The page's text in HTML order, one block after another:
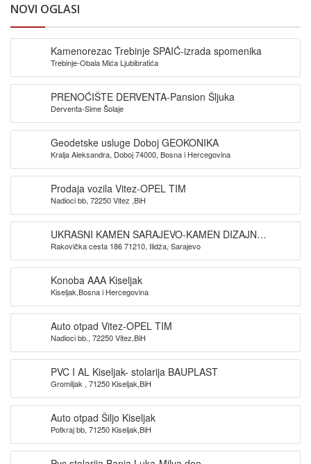
NOVI OGLASI
Kamenorezac Trebinje SPAIĆ-izrada spomenika
Trebinje-Obala Mića Ljubibratića
PRENOĆIŠTE DERVENTA-Pansion Šljuka
Derventa-Sime Šolaje
Geodetske usluge Doboj GEOKONIKA
Kralja Aleksandra, Doboj 74000, Bosna i Hercegovina
Prodaja vozila Vitez-OPEL TIM
Nadioci bb, 72250 Vitez ,BiH
UKRASNI KAMEN SARAJEVO-KAMEN DIZAJN
SARAJEVO
Rakovička cesta 186 71210, Ilidža, Sarajevo
Konoba AAA Kiseljak
Kiseljak,Bosna i Hercegovina
Auto otpad Vitez-OPEL TIM
Nadioci bb., 72250 Vitez,BiH
PVC I AL Kiseljak- stolarija BAUPLAST
Gromiljak , 71250 Kiseljak,BiH
Auto otpad Šiljo Kiseljak
Potkraj bb, 71250 Kiseljak,BiH